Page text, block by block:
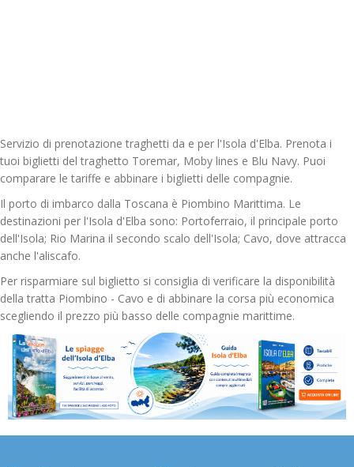
Servizio di prenotazione traghetti da e per l'Isola d'Elba. Prenota i
tuoi biglietti del traghetto Toremar, Moby lines e Blu Navy. Puoi
comparare le tariffe e abbinare i biglietti delle compagnie.
Il porto di imbarco dalla Toscana è Piombino Marittima. Le
destinazioni per l'Isola d'Elba sono: Portoferraio, il principale porto
dell'Isola; Rio Marina il secondo scalo dell'Isola; Cavo, dove attracca
anche l'aliscafo.
Per risparmiare sul biglietto si consiglia di verificare la disponibilità
della tratta Piombino - Cavo e di abbinare la corsa più economica
scegliendo il prezzo più basso delle compagnie marittime.